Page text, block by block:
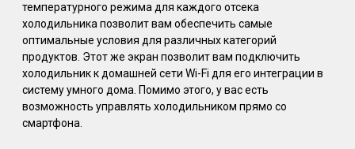
температурного режима для каждого отсека
холодильника позволит вам обеспечить самые
оптимальные условия для различных категорий
продуктов. Этот же экран позволит вам подключить
холодильник к домашней сети Wi-Fi для его интеграции в
систему умного дома. Помимо этого, у вас есть
возможность управлять холодильником прямо со
смартфона.